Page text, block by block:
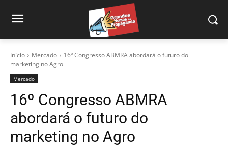
Início Mercado
16º Congresso ABMRA abordará o futuro do
marketing no Agro
Mercado
16º Congresso ABMRA
abordará o futuro do
marketing no Agro